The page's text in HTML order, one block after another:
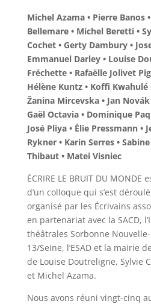
Michel Azama • Pierre Banos
Bellemare • Michel Beretti •
Cochet • Gerty Dambury •
Emmanuel Darley • Louise
Fréchette • Rafaëlle Jolivet
Hélène Kuntz • Koffi Kwahulé
Žanina Mircevska • Jan
Gaël Octavia • Dominique
José Pliya • Élie Pressmann •
Rykner • Karin Serres •
Thibaut • Matei Visniec
ÉCRIRE LE BRUIT DU
d’un colloque qui s’est
organisé par les Écrivains
en partenariat avec la SACD,
théâtrales Sorbonne
13/Seine, l’ESAD et la mairie
de Louise Doutreligne, Sylvie
et Michel Azama.
Nous avons réuni vingt-cinq